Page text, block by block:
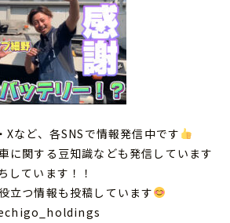
など、各SNSで情報発信中です
に関する豆知識なども発信しています
しています！！
立つ情報も投稿しています